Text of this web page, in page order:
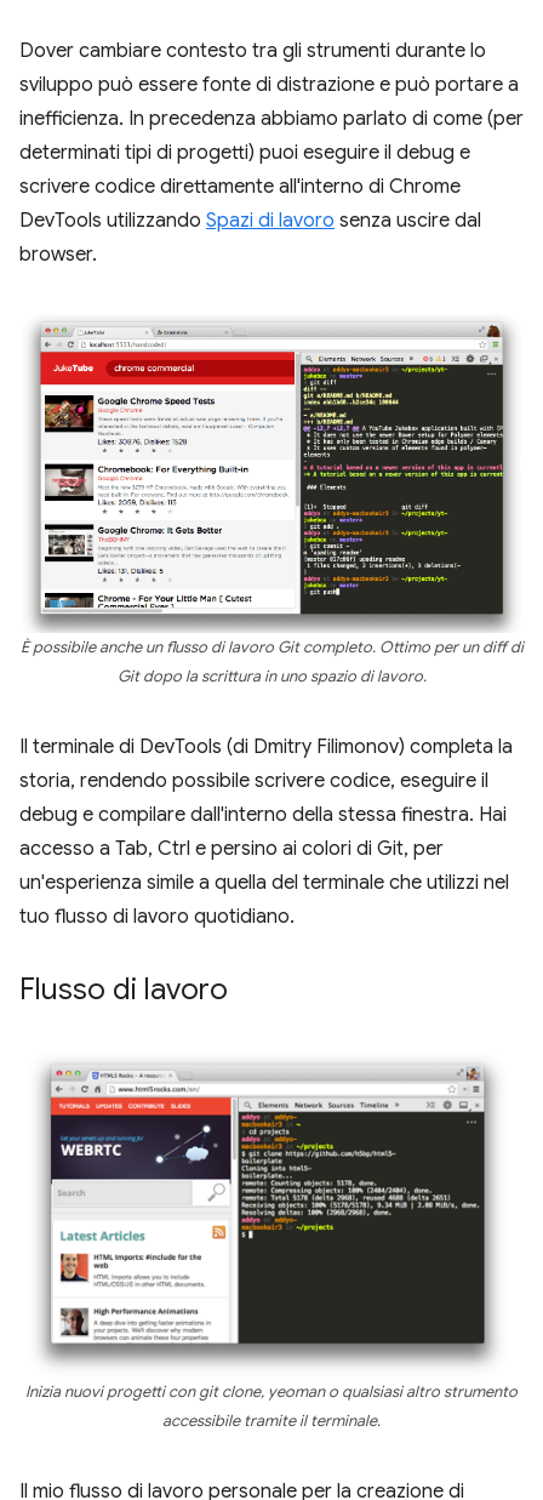
Dover cambiare contesto tra gli strumenti durante lo
sviluppo può essere fonte di distrazione e può portare a
inefficienza. In precedenza abbiamo parlato di come (per
determinati tipi di progetti) puoi eseguire il debug e
scrivere codice direttamente all'interno di Chrome
DevTools utilizzando Spazi di lavoro senza uscire dal
browser.
È possibile anche un flusso di lavoro Git completo. Ottimo per undiff di
Gitdopo la scrittura in uno spazio di lavoro.
Il terminale di DevTools (di Dmitry Filimonov) completa la
storia, rendendo possibile scrivere codice, eseguire il
debug e compilare dall'interno della stessa finestra. Hai
accesso a Tab, Ctrl e persino ai colori di Git, per
un'esperienza simile a quella del terminale che utilizzi nel
tuo flusso di lavoro quotidiano.
Flusso di lavoro
Inizia nuovi progetti congit clone, yeomano qualsiasi altro strumento
accessibile tramite il terminale.
Il mio flusso di lavoro personale per la creazione di